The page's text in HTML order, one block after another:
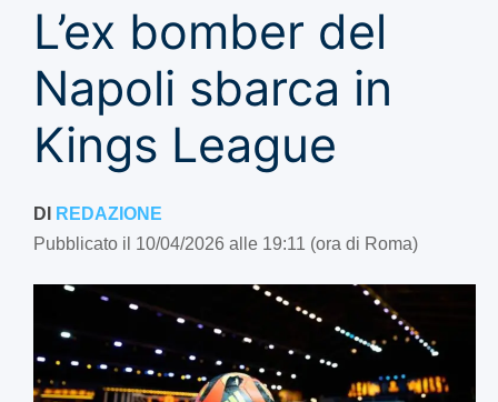
L’ex bomber del
Napoli sbarca in
Kings League
DI REDAZIONE
Pubblicato il 10/04/2026 alle 19:11 (ora di Roma)